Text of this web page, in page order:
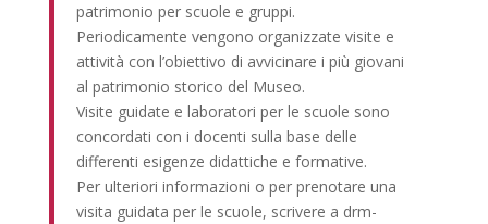
patrimonio per scuole e gruppi.
Periodicamente vengono organizzate visite e
attività con l’obiettivo di avvicinare i più giovani
al patrimonio storico del Museo.
Visite guidate e laboratori per le scuole sono
concordati con i docenti sulla base delle
differenti esigenze didattiche e formative.
Per ulteriori informazioni o per prenotare una
visita guidata per le scuole, scrivere a drm-